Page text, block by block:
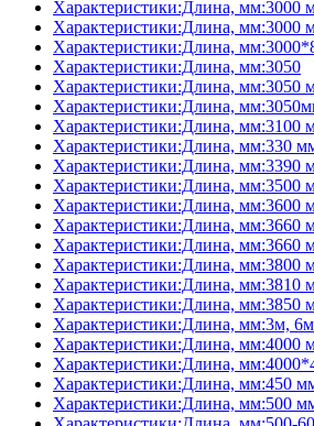
Характеристики:Длина, мм:3000
Характеристики:Длина, мм:3000
Характеристики:Длина,
Характеристики:Длина, мм:3050
Характеристики:Длина, мм:3050
Характеристики:Длина,
Характеристики:Длина, мм:3100
Характеристики:Длина, мм:330
Характеристики:Длина, мм:3390
Характеристики:Длина, мм:3500
Характеристики:Длина, мм:3600
Характеристики:Длина, мм:3660
Характеристики:Длина, мм:3660
Характеристики:Длина, мм:3800
Характеристики:Длина, мм:3810
Характеристики:Длина, мм:3850
Характеристики:Длина, мм:3м, 6м
Характеристики:Длина, мм:4000
Характеристики:Длина,
Характеристики:Длина, мм:450
Характеристики:Длина, мм:500